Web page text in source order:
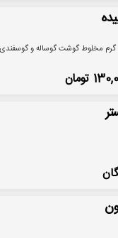
تومان